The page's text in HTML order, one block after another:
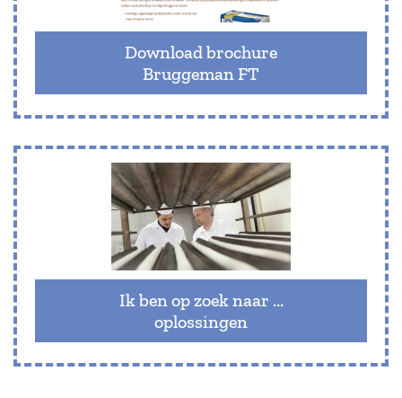
Download brochure
Bruggeman FT
Ik ben op zoek naar ...
oplossingen